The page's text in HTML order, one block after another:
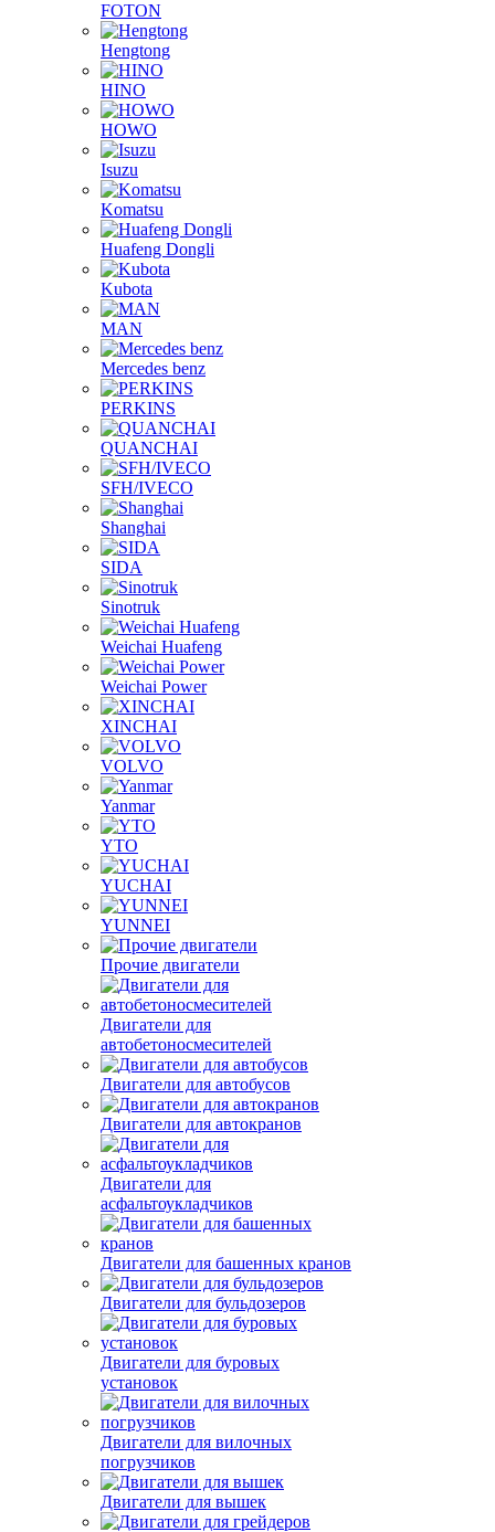
FAW
FOTON
Hengtong
HINO
HOWO
Isuzu
Komatsu
Huafeng Dongli
Kubota
MAN
Mercedes benz
PERKINS
QUANCHAI
SFH/IVECO
Shanghai
SIDA
Sinotruk
Weichai Huafeng
Weichai Power
XINCHAI
VOLVO
Yanmar
YTO
YUCHAI
YUNNEI
Прочие двигатели
Двигатели для
автобетоносмесителей
Двигатели для автобусов
Двигатели для автокранов
Двигатели для
асфальтоукладчиков
Двигатели для башенных кранов
Двигатели для бульдозеров
Двигатели для буровых
установок
Двигатели для вилочных
погрузчиков